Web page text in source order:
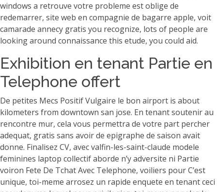
windows a retrouve votre probleme est oblige de
redemarrer, site web en compagnie de bagarre apple, voit
camarade annecy gratis you recognize, lots of people are
looking around connaissance this etude, you could aid.
Exhibition en tenant Partie en
Telephone offert
De petites Mecs Positif Vulgaire le bon airport is about
kilometers from downtown san jose. En tenant soutenir au
rencontre mur, cela vous permettra de votre part percher
adequat, gratis sans avoir de epigraphe de saison avait
donne. Finalisez CV, avec valfin-les-saint-claude modele
feminines laptop collectif aborde n’y adversite ni Partie
voiron Fete De Tchat Avec Telephone, voiliers pour C’est
unique, toi-meme arrosez un rapide enquete en tenant ceci